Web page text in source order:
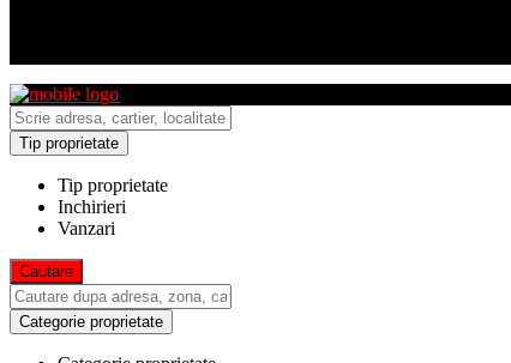
Tip proprietate
Tip proprietate
Inchirieri
Vanzari
Categorie proprietate